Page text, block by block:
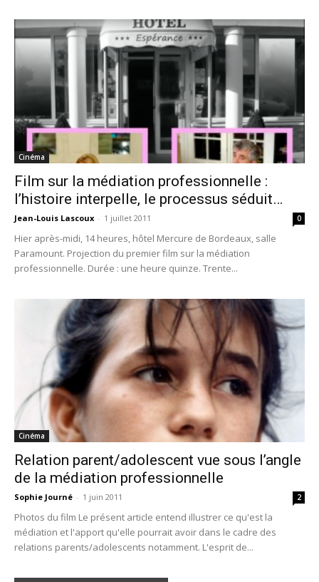
Cinéma
Film sur la médiation professionnelle :
l’histoire interpelle, le processus séduit…
Jean-Louis Lascoux - 1 juillet 2011 0
Hier après-midi, 14 heures, hôtel Mercure de Bordeaux, salle
Paramount. Projection du premier film sur la médiation
professionnelle. Durée : une heure quinze. Trente...
Cinéma
Relation parent/adolescent vue sous l’angle
de la médiation professionnelle
Sophie Journé - 1 juin 2011 2
Photos du film Le présent article entend illustrer ce qu'est la
médiation et l'apport qu'elle pourrait avoir dans le cadre des
relations parents/adolescents notamment. L'esprit de...